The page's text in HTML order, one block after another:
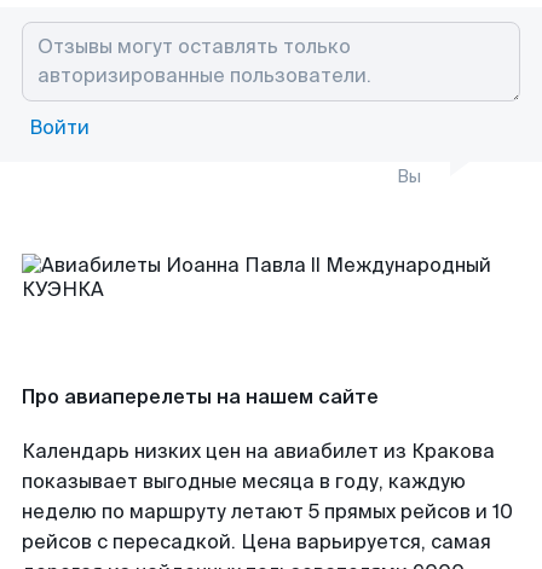
Войти
Вы
Про авиаперелеты на нашем сайте
Календарь низких цен на авиабилет из Кракова
показывает выгодные месяца в году, каждую
неделю по маршруту летают 5 прямых рейсов и 10
рейсов с пересадкой. Цена варьируется, самая